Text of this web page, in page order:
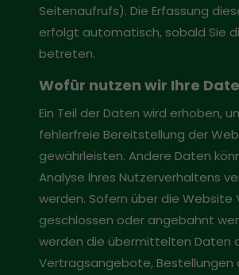
Seitenaufrufs). Die Erfassung
erfolgt automatisch, sobald Sie
betreten.
Wofür nutzen wir Ihre
Ein Teil der Daten wird erhoben,
fehlerfreie Bereitstellung der
gewährleisten. Andere Daten
Analyse Ihres Nutzerverhaltens
werden. Sofern über die Website
geschlossen oder angebahnt
werden die übermittelten Daten
Vertragsangebote, Bestellungen